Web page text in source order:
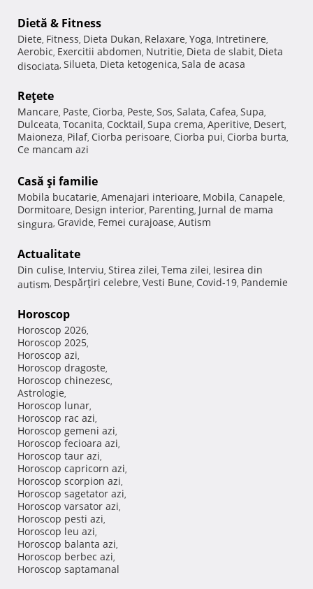
Dietă & Fitness
Diete, Fitness, Dieta Dukan, Relaxare, Yoga, Intretinere,
Aerobic, Exercitii abdomen, Nutritie, Dieta de slabit, Dieta
disociata, Silueta, Dieta ketogenica, Sala de acasa
Reţete
Mancare, Paste, Ciorba, Peste, Sos, Salata, Cafea, Supa,
Dulceata, Tocanita, Cocktail, Supa crema, Aperitive, Desert,
Maioneza, Pilaf, Ciorba perisoare, Ciorba pui, Ciorba burta,
Ce mancam azi
Casă şi familie
Mobila bucatarie, Amenajari interioare, Mobila, Canapele,
Dormitoare, Design interior, Parenting, Jurnal de mama
singura, Gravide, Femei curajoase, Autism
Actualitate
Din culise, Interviu, Stirea zilei, Tema zilei, Iesirea din
autism, Despărţiri celebre, Vesti Bune, Covid-19, Pandemie
Horoscop
Horoscop 2026,
Horoscop 2025,
Horoscop azi,
Horoscop dragoste,
Horoscop chinezesc,
Astrologie,
Horoscop lunar,
Horoscop rac azi,
Horoscop gemeni azi,
Horoscop fecioara azi,
Horoscop taur azi,
Horoscop capricorn azi,
Horoscop scorpion azi,
Horoscop sagetator azi,
Horoscop varsator azi,
Horoscop pesti azi,
Horoscop leu azi,
Horoscop balanta azi,
Horoscop berbec azi,
Horoscop saptamanal